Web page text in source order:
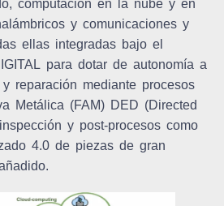
computación en la nube y en
y comunicaciones y
ellas integradas bajo el
para dotar de autonomía a
reparación mediante procesos
Metálica (FAM) DED (Directed
y post-procesos como
4.0 de piezas de gran